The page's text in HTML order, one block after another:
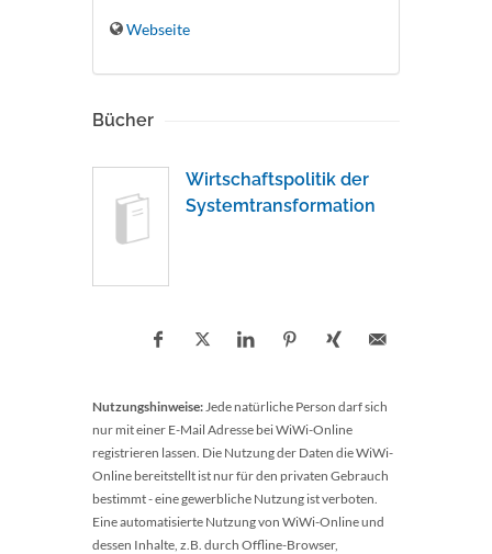
Webseite
Bücher
Wirtschaftspolitik der
Systemtransformation
Nutzungshinweise: Jede natürliche Person darf sich
nur mit einer E-Mail Adresse bei WiWi-Online
registrieren lassen. Die Nutzung der Daten die WiWi-
Online bereitstellt ist nur für den privaten Gebrauch
bestimmt - eine gewerbliche Nutzung ist verboten.
Eine automatisierte Nutzung von WiWi-Online und
dessen Inhalte, z.B. durch Offline-Browser,